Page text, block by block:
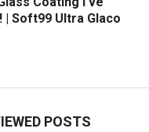
| Soft99 Ultra Glaco
POSTS